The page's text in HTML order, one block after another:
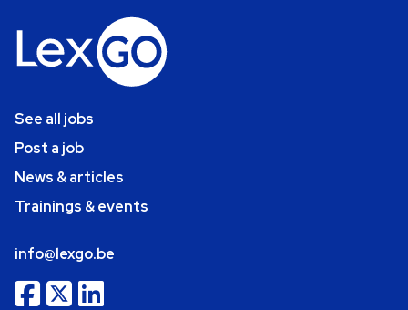
See all jobs
Post a job
News & articles
Trainings & events
info@lexgo.be